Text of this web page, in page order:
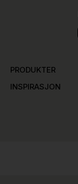
PRODUKTER
INSPIRASJON